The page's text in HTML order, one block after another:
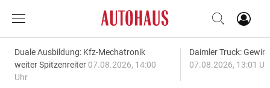
Duale Ausbildung: Kfz-Mechatronik
weiter Spitzenreiter 07.08.2026, 14:00
Uhr
Daimler Truck:
07.08.2026, 13:01